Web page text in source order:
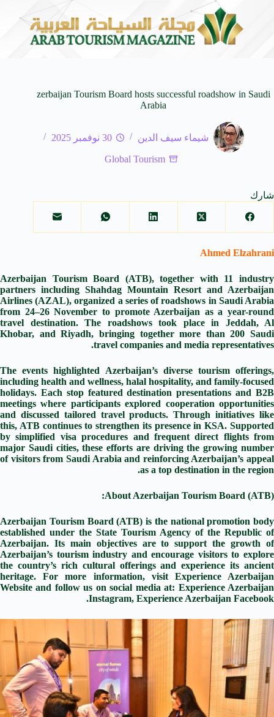
العالمية 8 أغسطس 2026 وزير الثقافة السعودي: استضافة
zerbaijan Tourism Board hosts successful roadshow in Saudi
Arabia
شيماء سيف الدين 30 نوفمبر 2025
Global Tourism
شارك
Ahmed Elzahrani
Azerbaijan Tourism Board (ATB), together with 11 industry
partners including Shahdag Mountain Resort and Azerbaijan
Airlines (AZAL), organized a series of roadshows in Saudi Arabia
from 24–26 November to promote Azerbaijan as a year-round
travel destination. The roadshows took place in Jeddah, Al
Khobar, and Riyadh, bringing together more than 200 Saudi
travel companies and media representatives.
The events highlighted Azerbaijan’s diverse tourism offerings,
including health and wellness, halal hospitality, and family-focused
holidays. Each stop featured destination presentations and B2B
meetings where participants explored cooperation opportunities
and discussed tailored travel products. Through initiatives like
this, ATB continues to strengthen its presence in KSA. Supported
by simplified visa procedures and frequent direct flights from
major Saudi cities, these efforts are driving the growing number
of visitors from Saudi Arabia and reinforcing Azerbaijan’s appeal
as a top destination in the region.
About Azerbaijan Tourism Board (ATB):
Azerbaijan Tourism Board (ATB) is the national promotion body
established under the State Tourism Agency of the Republic of
Azerbaijan. Its main objectives are to support the growth of
Azerbaijan’s tourism industry and encourage visitors to explore
the country’s rich cultural offerings and experience its ancient
heritage. For more information, visit Experience Azerbaijan
Website and follow us on social media at: Experience Azerbaijan
Instagram, Experience Azerbaijan Facebook.